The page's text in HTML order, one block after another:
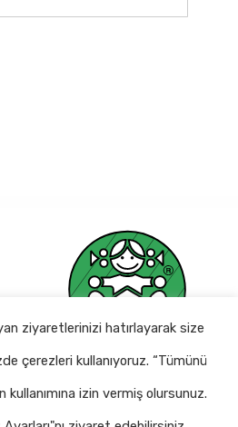
ziyaretlerinizi hatırlayarak size
çerezleri kullanıyoruz. “Tümünü
kullanımına izin vermiş olursunuz.